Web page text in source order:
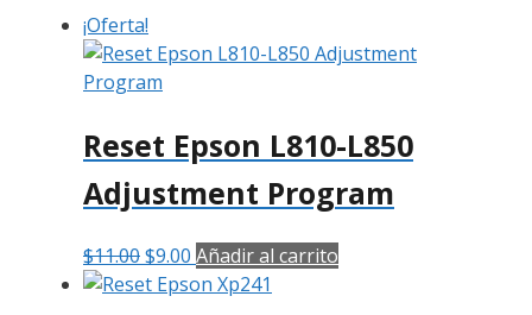
¡Oferta!
Reset Epson L810-L850
Adjustment Program
$11.00El
precio
$9.00 El
precio
Añadir al carrito